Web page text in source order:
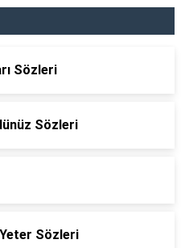
Sözleri
Sözleri
Sözleri